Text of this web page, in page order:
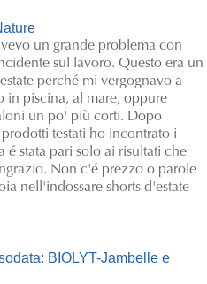
un grande problema con
sul lavoro. Questo era un
perché mi vergognavo a
in piscina, al mare, oppure
un po' più corti. Dopo
testati ho incontrato i
é stata pari solo ai risultati che
Non c'é prezzo o parole
nell'indossare shorts d'estate
BIOLYT-Jambelle e